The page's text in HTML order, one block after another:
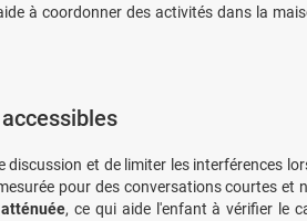
à coordonner des activités dans la
et de limiter les interférences
pour des conversations courtes et
, ce qui aide l'enfant à vérifier le